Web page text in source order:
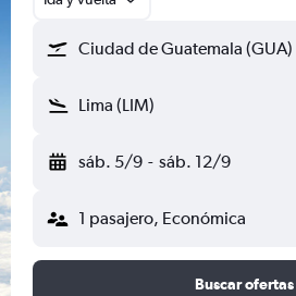
Ciudad de Guatemala (GUA)
Lima (LIM)
sáb. 5/9 - sáb. 12/9
1 pasajero, Económica
Buscar ofertas